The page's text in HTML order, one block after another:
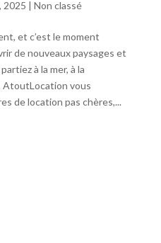
2025 | Non classé
et c’est le moment
de nouveaux paysages et
à la mer, à la
AtoutLocation vous
de location pas chères,...